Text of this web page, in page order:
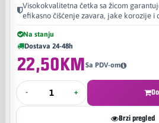
Visokokvalitetna četka sa žicom
efikasno čišćenje zavara, jake korozije i
Na stanju
Dostava 24-48h
22,50KMSa PDV-om
- +
Brzi pregled